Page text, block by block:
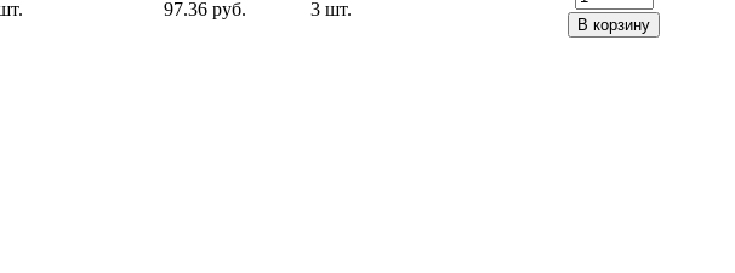
97.36 руб. 3 шт.